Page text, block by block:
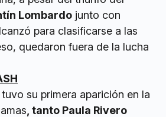
Lombardo junto con
para clasificarse a las
quedaron fuera de la lucha
su primera aparición en la
, tanto Paula Rivero